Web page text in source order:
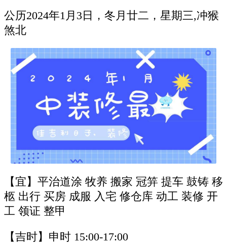
公历2024年1月3日，冬月廿二，星期三,冲猴
煞北
【宜】平治道涂 牧养 搬家 冠笄 提车 鼓铸 移
柩 出行 买房 成服 入宅 修仓库 动工 装修 开
工 领证 整甲
【吉时】申时 15:00-17:00